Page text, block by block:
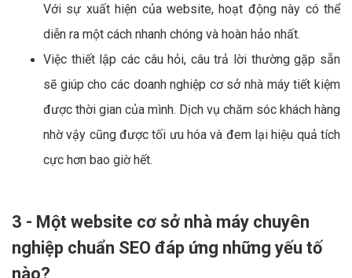
Với sự xuất hiện của website, hoạt động này có thể
diễn ra một cách nhanh chóng và hoàn hảo nhất.
Việc thiết lập các câu hỏi, câu trả lời thường gặp sẵn
sẽ giúp cho các doanh nghiệp cơ sở nhà máy tiết kiệm
được thời gian của mình. Dịch vụ chăm sóc khách hàng
nhờ vậy cũng được tối ưu hóa và đem lại hiệu quả tích
cực hơn bao giờ hết.
3 - Một website cơ sở nhà máy chuyên
nghiệp chuẩn SEO đáp ứng những yếu tố
nào?